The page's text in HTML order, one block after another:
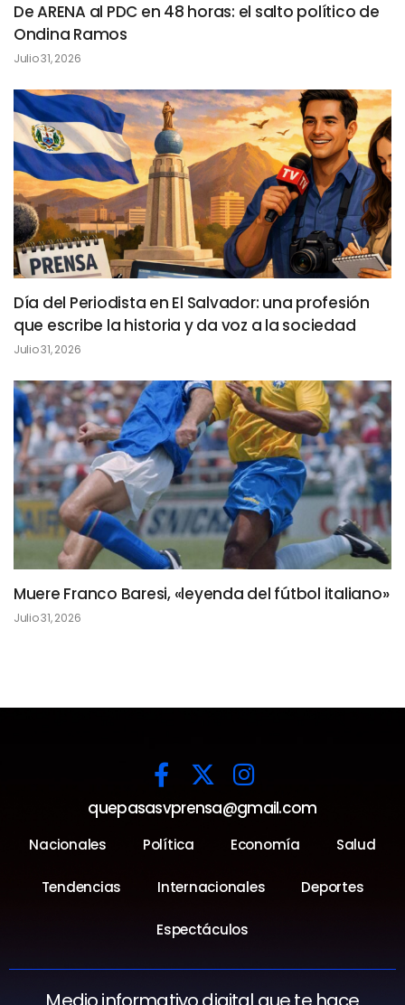
De ARENA al PDC en 48 horas: el salto político de
Ondina Ramos
Julio 31, 2026
Día del Periodista en El Salvador: una profesión
que escribe la historia y da voz a la sociedad
Julio 31, 2026
Muere Franco Baresi, «leyenda del fútbol italiano»
Julio 31, 2026
quepasasvprensa@gmail.com
Nacionales Política Economía Salud
Tendencias Internacionales Deportes
Espectáculos